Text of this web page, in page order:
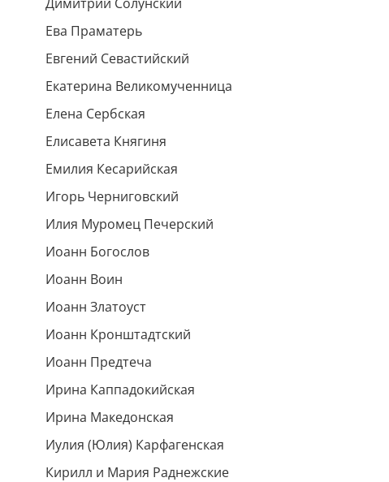
Ева Праматерь
Евгений Севастийский
Екатерина Великомученница
Елена Сербская
Елисавета Княгиня
Емилия Кесарийская
Игорь Черниговский
Илия Муромец Печерский
Иоанн Богослов
Иоанн Воин
Иоанн Златоуст
Иоанн Кронштадтский
Иоанн Предтеча
Ирина Каппадокийская
Ирина Македонская
Иулия (Юлия) Карфагенская
Кирилл и Мария Раднежские